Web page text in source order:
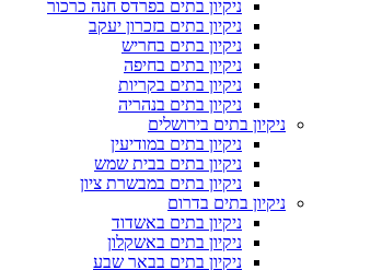
ניקיון בתים בפרדס חנה כרכור
ניקיון בתים בזכרון יעקב
ניקיון בתים בחריש
ניקיון בתים בחיפה
ניקיון בתים בקריות
ניקיון בתים בנהריה
ניקיון בתים בירושלים
ניקיון בתים במודיעין
ניקיון בתים בבית שמש
ניקיון בתים במבשרת ציון
ניקיון בתים בדרום
ניקיון בתים באשדוד
ניקיון בתים באשקלון
ניקיון בתים בבאר שבע